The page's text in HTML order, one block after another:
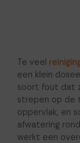
Te veel
een klein
soort fout dat
strepen op de
oppervlak, en
afwatering
werkt een